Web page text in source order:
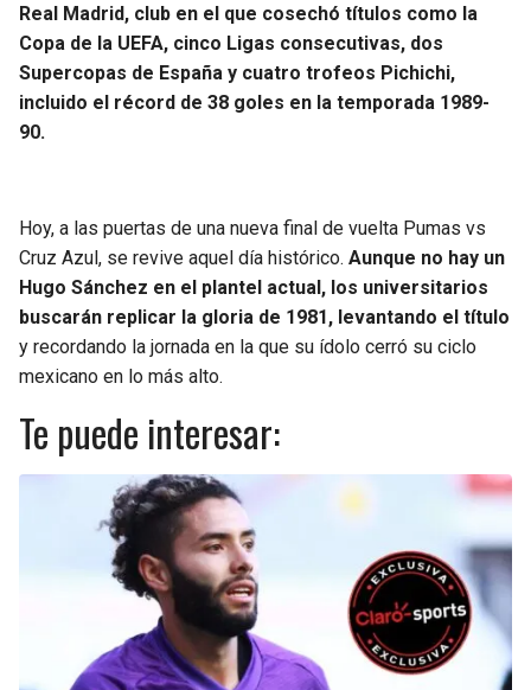
Real Madrid, club en el que cosechó títulos como la
Copa de la UEFA, cinco Ligas consecutivas, dos
Supercopas de España y cuatro trofeos Pichichi,
incluido el récord de 38 goles en la temporada 1989-
90.
Hoy, a las puertas de una nueva final de vuelta Pumas vs
Cruz Azul, se revive aquel día histórico. Aunque no hay un
Hugo Sánchez en el plantel actual, los universitarios
buscarán replicar la gloria de 1981, levantando el título
y recordando la jornada en la que su ídolo cerró su ciclo
mexicano en lo más alto.
Te puede interesar: